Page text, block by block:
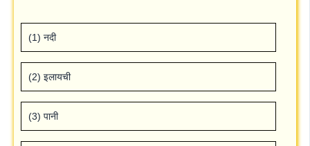
(1) नदी
(2) इलायची
(3) पानी